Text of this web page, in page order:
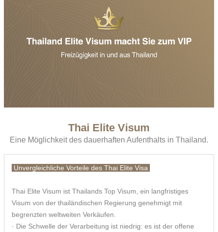
Thai Elite Visum
Eine Möglichkeit des dauerhaften Aufenthalts in Thailand.
Unvergleichliche Vorteile des Thai Elite Visa
Thai Elite Visum ist Thailands Top Visum, ein langfristiges
Visum von der thailändischen Regierung genehmigt mit
begrenzten weltweiten Verkäufen.
· Die Schwelle der Verarbeitung ist niedrig: es ist der offene